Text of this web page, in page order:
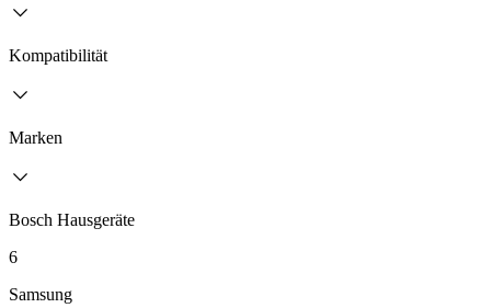
Kompatibilität
Marken
Bosch Hausgeräte
6
Samsung